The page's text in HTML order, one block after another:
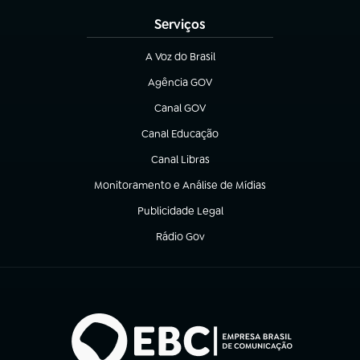
Serviços
A Voz do Brasil
(abre em nova aba)
Agência GOV
(abre em nova aba)
Canal GOV
(abre em nova aba)
Canal Educação
(abre em nova aba)
Canal Libras
(abre em nova aba)
Monitoramento e Análise de Mídias
(abre em nova aba)
Publicidade Legal
(abre em nova aba)
Rádio Gov
(abre em nova aba)